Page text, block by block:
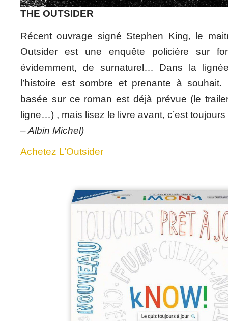
THE OUTSIDER
Récent ouvrage signé Stephen King, le
Outsider est une enquête policière sur
évidemment, de surnaturel… Dans la
l’histoire est sombre et prenante à souhait.
basée sur ce roman est déjà prévue (le
ligne…) , mais lisez le livre avant, c’est
– Albin Michel)
Achetez L’Outsider